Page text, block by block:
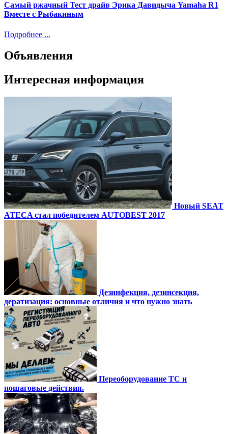
Самый ржачный Тест драйв Эрика Давидыча Yamaha R1
Вместе с Рыбакиным
Подробнее ...
Объявления
Интересная информация
Новый SEAT
ATECA стал победителем AUTOBEST 2017
Дезинфекция, дезинсекция,
дератизация: основные отличия и что нужно знать
Переоборудование ТС и
пошаговые действия.